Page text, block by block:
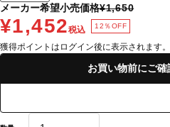
メーカー希望小売価格¥1,650
¥1,452税込 12％OFF
獲得ポイントはログイン後に表示されます。
お買い物前にご